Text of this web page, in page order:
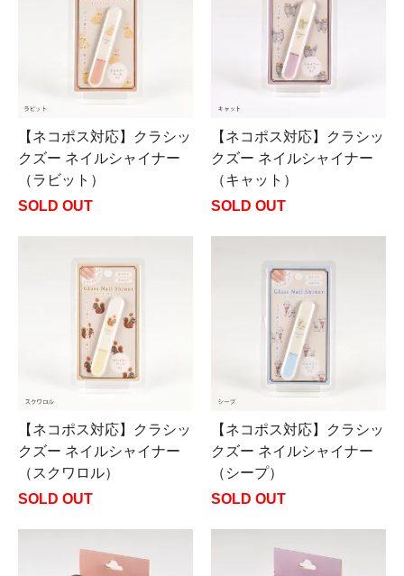
【ネコポス対応】クラシッ
クズー ネイルシャイナー
（ラビット）
SOLD OUT
【ネコポス対応】クラシッ
クズー ネイルシャイナー
（キャット）
SOLD OUT
【ネコポス対応】クラシッ
クズー ネイルシャイナー
（スクワロル）
SOLD OUT
【ネコポス対応】クラシッ
クズー ネイルシャイナー
（シープ）
SOLD OUT